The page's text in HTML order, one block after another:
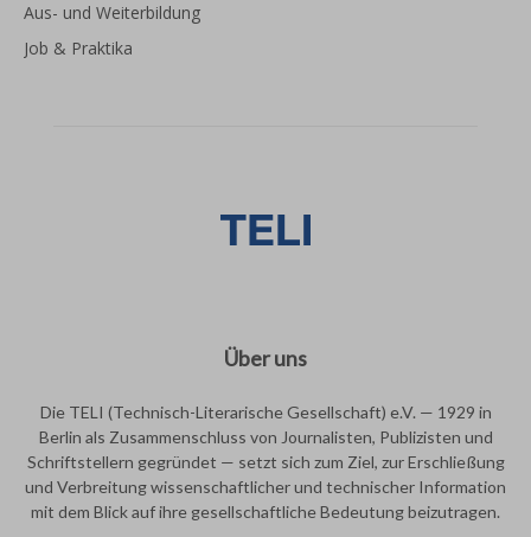
Aus- und Weiterbildung
Job & Praktika
Über uns
Die TELI (Technisch-Literarische Gesellschaft) e.V. — 1929 in
Berlin als Zusammenschluss von Journalisten, Publizisten und
Schriftstellern gegründet — setzt sich zum Ziel, zur Erschließung
und Verbreitung wissenschaftlicher und technischer Information
mit dem Blick auf ihre gesellschaftliche Bedeutung beizutragen.